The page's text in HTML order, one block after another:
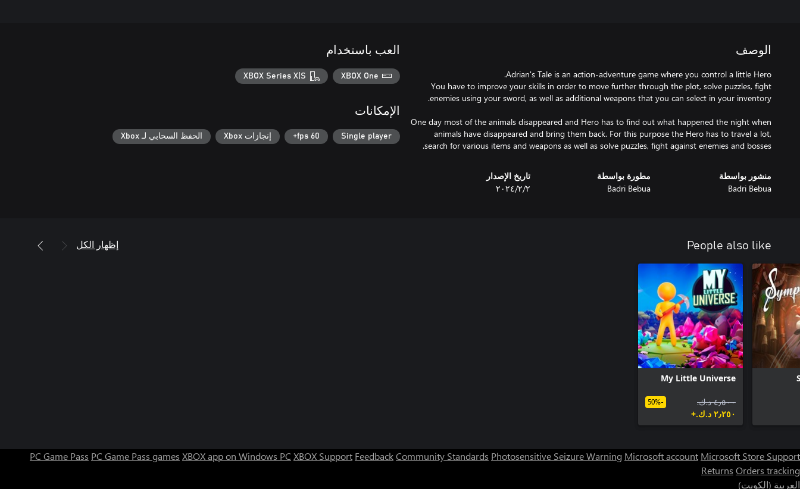
الوصف
You have to improve your skills in order to move further through the plot, solve puzzles, fight
One day most of the animals disappeared and Hero has to find out what happened the night when
animals have disappeared and bring them back. For this purpose the Hero has to travel a lot,
search for various items and weapons as well as solve puzzles, fight against enemies and bosses.
منشور بواسطة
Badri Bebua
مطورة بواسطة
Badri Bebua
تاريخ الإصدار
٢‏/٢‏/٢٠٢٤
العب باستخدام
XBOX One
XBOX Series X|S
الإمكانات
Single player
60 fps+ إنجازات Xbox الحفظ السحابي لـ Xbox
People also like إظهار الكل
My Little Universe
٤٫٥٠٠ د.ك.‏
٢٫٢٥٠ د.ك.‏+
-50%
PC Game Pass PC Game Pass games XBOX app on Windows PC XBOX Support FeedbackCommunity Standards Photosensitive Seizure Warning Microsoft account Microsoft Store Support
Returns Orders tracking
العربية (الكويت)